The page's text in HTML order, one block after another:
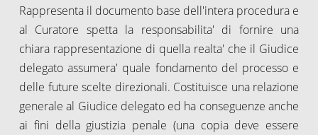
Rappresenta il documento base dell'intera procedura e
al Curatore spetta la responsabilita' di fornire una
chiara rappresentazione di quella realta' che il Giudice
delegato assumera' quale fondamento del processo e
delle future scelte direzionali. Costituisce una relazione
generale al Giudice delegato ed ha conseguenze anche
ai fini della giustizia penale (una copia deve essere